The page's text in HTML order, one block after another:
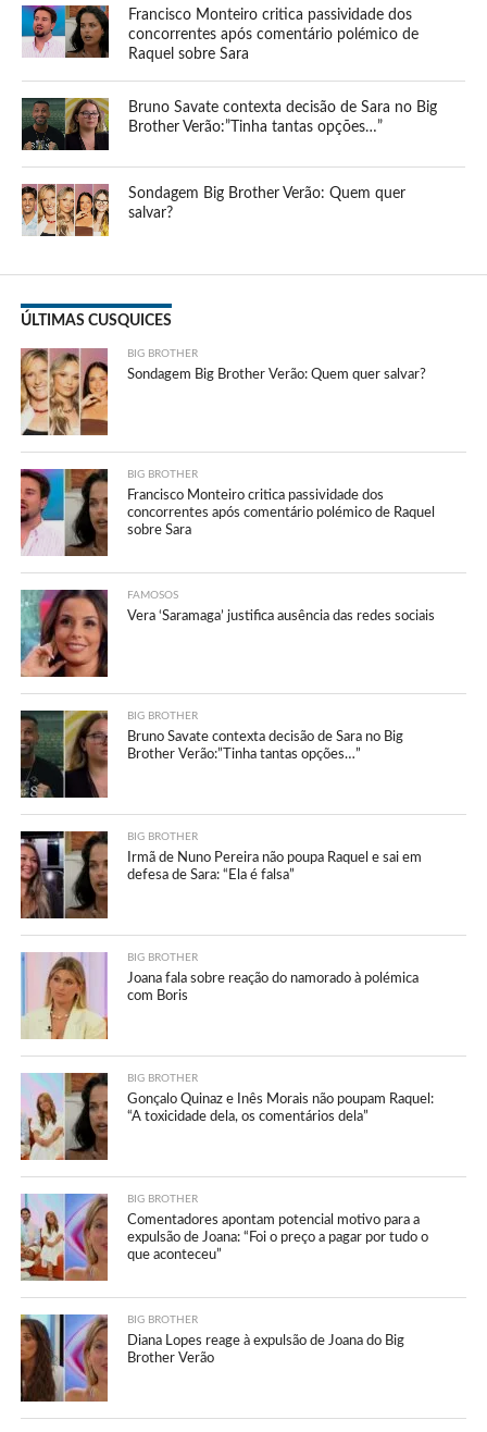
Francisco Monteiro critica passividade dos
concorrentes após comentário polémico de
Raquel sobre Sara
Bruno Savate contexta decisão de Sara no Big
Brother Verão:”Tinha tantas opções…”
Sondagem Big Brother Verão: Quem quer
salvar?
ÚLTIMAS CUSQUICES
BIG BROTHER
Sondagem Big Brother Verão: Quem quer salvar?
BIG BROTHER
Francisco Monteiro critica passividade dos
concorrentes após comentário polémico de Raquel
sobre Sara
FAMOSOS
Vera ‘Saramaga’ justifica ausência das redes sociais
BIG BROTHER
Bruno Savate contexta decisão de Sara no Big
Brother Verão:”Tinha tantas opções…”
BIG BROTHER
Irmã de Nuno Pereira não poupa Raquel e sai em
defesa de Sara: “Ela é falsa”
BIG BROTHER
Joana fala sobre reação do namorado à polémica
com Boris
BIG BROTHER
Gonçalo Quinaz e Inês Morais não poupam Raquel:
“A toxicidade dela, os comentários dela”
BIG BROTHER
Comentadores apontam potencial motivo para a
expulsão de Joana: “Foi o preço a pagar por tudo o
que aconteceu”
BIG BROTHER
Diana Lopes reage à expulsão de Joana do Big
Brother Verão